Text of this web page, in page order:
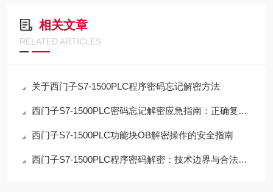
相关文章
RELATED ARTICLES
关于西门子S7-1500PLC程序密码忘记解密方法
西门子S7-1500PLC密码忘记解密应急指南：正确复位流程与数据取舍
西门子S7-1500PLC功能块OB解密操作的安全指南
西门子S7-1500PLC程序密码解密：技术边界与合法路径的深度解析